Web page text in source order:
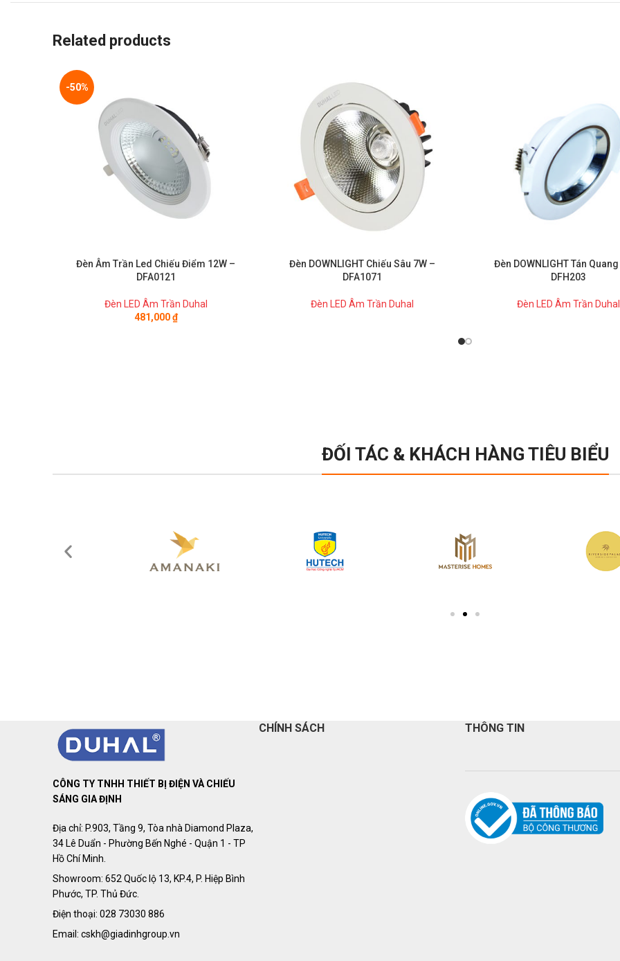
Related products
-50%
Đèn Âm Trần Led Chiếu Điểm 12W –
DFA0121
Đèn LED Âm Trần Duhal
481,000₫
Đèn DOWNLIGHT Chiếu Sâu 7W –
DFA1071
Đèn LED Âm Trần Duhal
Đèn DOWNLIGHT Tán
DFH203
Đèn LED Âm Trần Duhal
ĐỐI TÁC & KHÁCH HÀNG TIÊU BIỂU
CÔNG TY TNHH THIẾT BỊ ĐIỆN VÀ CHIẾU
SÁNG GIA ĐỊNH
Địa chỉ: P.903, Tầng 9, Tòa nhà Diamond Plaza,
34 Lê Duẩn - Phường Bến Nghé - Quận 1 - TP
Hồ Chí Minh.
Showroom: 652 Quốc lộ 13, KP.4, P. Hiệp Bình
Phước, TP. Thủ Đức.
Điện thoại: 028 73030 886
Email: cskh@giadinhgroup.vn
CHÍNH SÁCH THÔNG TIN